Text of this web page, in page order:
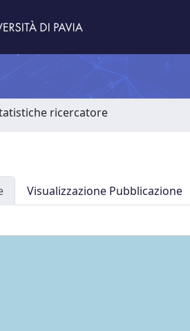
ricercatore
Visualizzazione Pubblicazione